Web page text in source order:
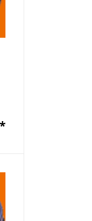
*